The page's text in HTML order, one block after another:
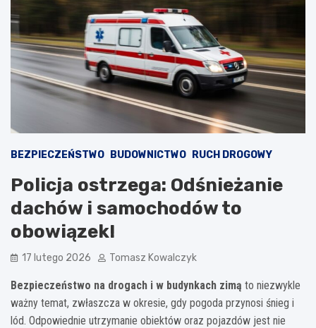
BEZPIECZEŃSTWO BUDOWNICTWO RUCH DROGOWY
Policja ostrzega: Odśnieżanie
dachów i samochodów to
obowiązek!
17 lutego 2026 Tomasz Kowalczyk
Bezpieczeństwo na drogach i w budynkach zimą to niezwykle
ważny temat, zwłaszcza w okresie, gdy pogoda przynosi śnieg i
lód. Odpowiednie utrzymanie obiektów oraz pojazdów jest nie